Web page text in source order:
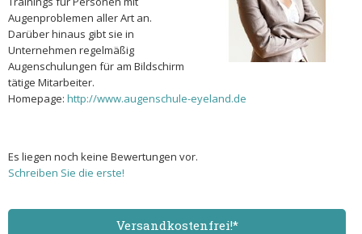
Augenproblemen aller Art an.
Darüber hinaus gibt sie in
Unternehmen regelmäßig
Augenschulungen für am Bildschirm
tätige Mitarbeiter.
Homepage: http://www.augenschule-eyeland.de
Es liegen noch keine Bewertungen vor.
Schreiben Sie die erste!
Versand­kostenfrei!*